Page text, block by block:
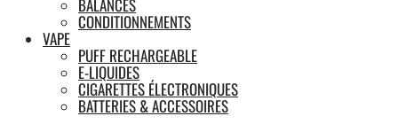
BALANCES
CONDITIONNEMENTS
VAPE
PUFF RECHARGEABLE
E-LIQUIDES
CIGARETTES ÉLECTRONIQUES
BATTERIES & ACCESSOIRES